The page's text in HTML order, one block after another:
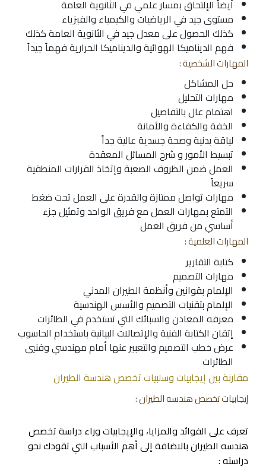
أيضاً الإلتحاق بمسار علمي في الثانوية العامة
مستوى جيد في الرياضيات والكيمياء والفيزياء
كذلك الحصول على معدل جيد في الثانوية العامة كذلك
فهم الديناميكا الهوائية والديناميكا الحرارية فهماً جيداً
المهارات الشخصية :
حل المشاكل
مهارات التحليل
اهتمام عال بالتفاصيل
الخفة والكفاءة والأمانة
لياقة بدنية وصحة جسدية عالية جداً
تبسيط الأمور و شرح المسائل المعقدة
العمل ضمن الظروف الصعبة وإتخاذ القرارات المنطقية
سريعاً
مهارات تواصل ممتازة والقدرة على العمل تحت ضغط
التمتع بمهارات العمل مع فريق الواحد وتمثيل جزء
أساسي من فريق العمل
المهارات العلمية :
كتابة التقارير
مهارات التصميم
الإلمام بقوانين وأنظمة الطيران المدني
الإلمام بتقنيات التصميم والأسس الهندسية
معرفه المعادن والسبائك التي تستخدم في الطائرات
إتقان الكتابة الفنية والإتصالات البيانية باستخدام الحاسوب
عرض خطب التصميم والتعبير عنها أمام مهندسي وفنيي
الطائرات
مقارنة بين إيجابيات وسلبيات تخصص هندسة الطيران
إيجابيات تخصص هندسه الطيران :
تعرف على الفوائد والمزايا، والإيجابيات وراء دراسة تخصص
هندسه الطيران بالاضافة إلى أهم الأسباب التي تقودك نحو
دراسته :